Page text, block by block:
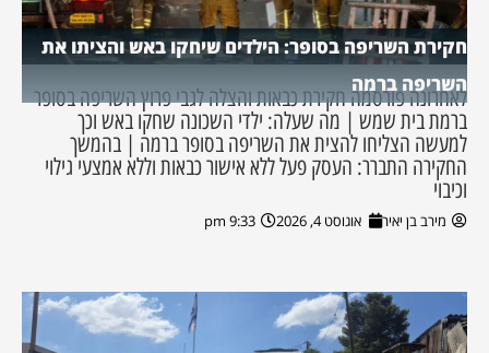
חקירת השריפה בסופר: הילדים שיחקו באש והציתו את
השריפה ברמה
לאחרונה פורסמה חקירת כבאות והצלה לגבי פרוץ השריפה בסופר
ברמת בית שמש | מה שעלה: ילדי השכונה שחקו באש וכך
למעשה הצליחו להצית את השריפה בסופר ברמה | בהמשך
החקירה התברר: העסק פעל ללא אישור כבאות וללא אמצעי גילוי
וכיבוי
מירב בן יאיר אוגוסט 4, 2026 9:33 pm